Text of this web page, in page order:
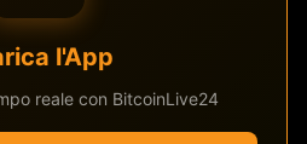
l'App
reale con BitcoinLive24